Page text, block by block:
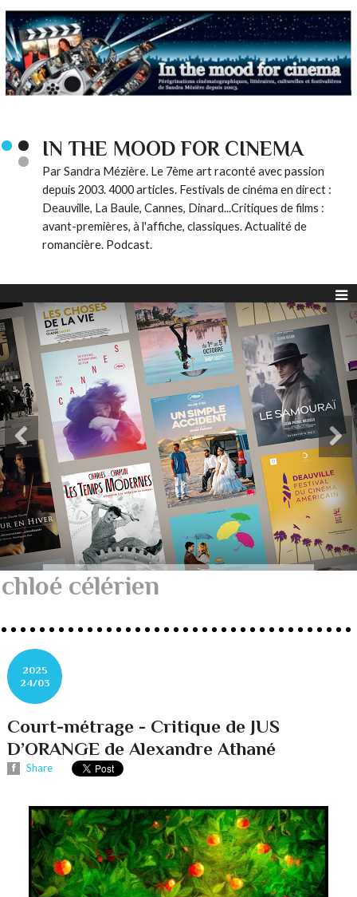
IN THE MOOD FOR CINEMA
Par Sandra Mézière. Le 7ème art raconté avec passion
depuis 2003. 4000 articles. Festivals de cinéma en direct :
Deauville, La Baule, Cannes, Dinard...Critiques de films :
avant-premières, à l'affiche, classiques. Actualité de
romancière. Podcast.
chloé célérien
2025
24/03
Court-métrage - Critique de JUS
D’ORANGE de Alexandre Athané
Share